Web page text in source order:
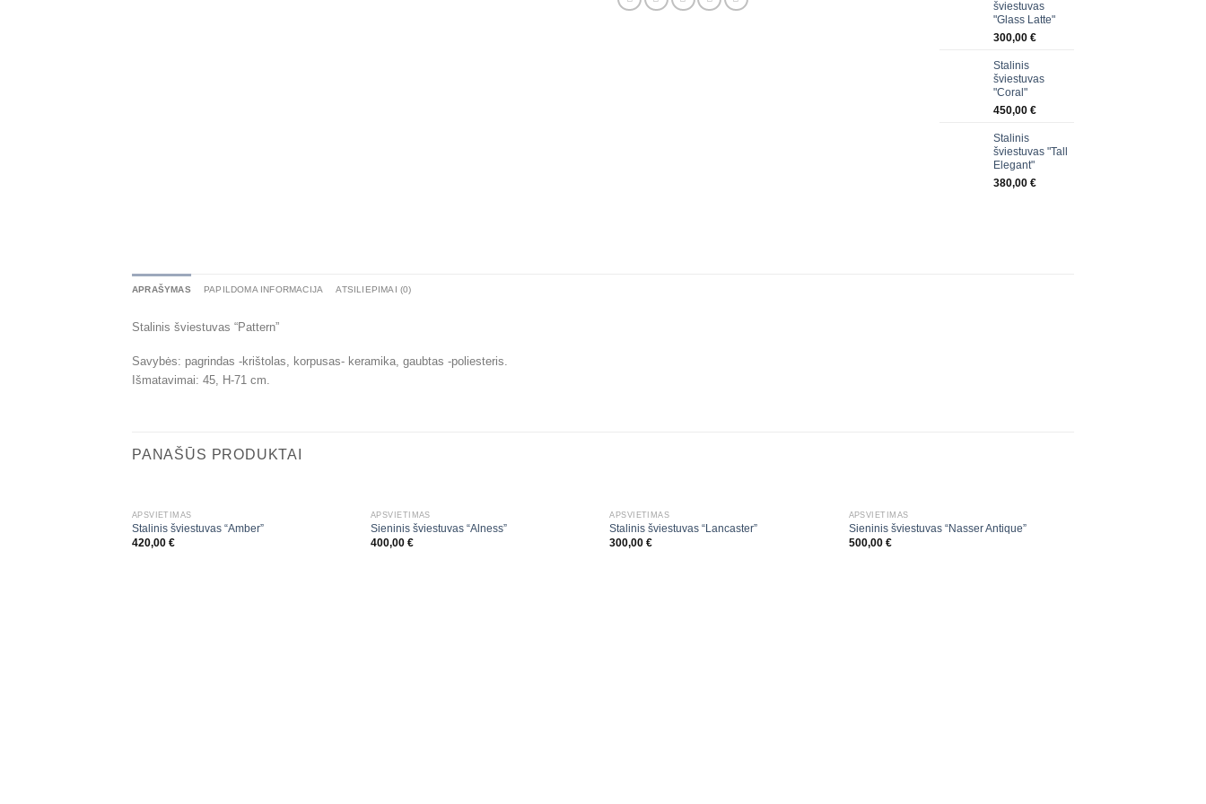
šviestuvas
"Glass Latte"
300,00 €
Stalinis
šviestuvas
"Coral"
450,00 €
Stalinis
šviestuvas "Tall
Elegant"
380,00 €
APRAŠYMAS PAPILDOMA INFORMACIJA ATSILIEPIMAI (0)
Stalinis šviestuvas “Pattern”
Savybės: pagrindas -krištolas, korpusas- keramika, gaubtas -poliesteris.
Išmatavimai: 45, H-71 cm.
PANAŠŪS PRODUKTAI
APŠVIETIMAS
Stalinis šviestuvas “Amber”
420,00 €
APŠVIETIMAS
Sieninis šviestuvas “Alness”
400,00€
APŠVIETIMAS
Stalinis šviestuvas “Lancaster”
300,00€
APŠVIETIMAS
Sieninis šviestuvas “Nasser Antique”
500,00 €